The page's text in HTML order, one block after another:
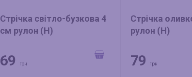
Стрічка світло-бузкова 4
см рулон (Н)
69 грн
Стрічка
рулон (Н)
79 грн